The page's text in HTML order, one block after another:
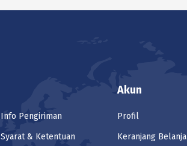
Info Pengiriman
Syarat & Ketentuan
Akun
Profil
Keranjang Belanja